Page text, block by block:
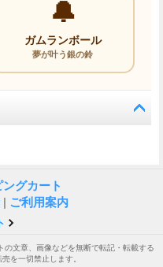
🔔
ガムランボール
夢が叶う銀の鈴
グカート
| ご利用案内
文章、画像などを無断で転記・転載する
を一切禁止します。